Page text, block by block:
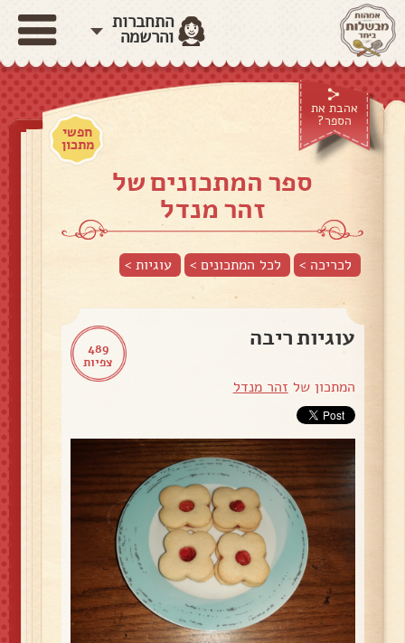
התחברות
והרשמה
אהבת את
הספר?
חפשי
מתכון
ספר המתכונים של
זהר מנדל
לכריכה > לכל המתכונים > עוגיות>
489
צפיות
עוגיות ריבה
המתכון של זהר מנדל